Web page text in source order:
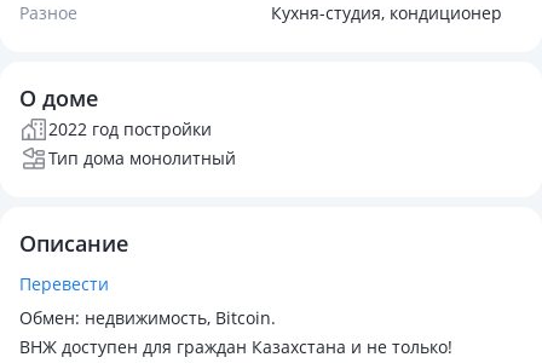
Разное
Кухня-студия, кондиционер
О доме
2022 год постройки
Тип дома монолитный
Описание
Перевести
Обмен: недвижимость, Bitcoin.
ВНЖ доступен для граждан Казахстана и не только!